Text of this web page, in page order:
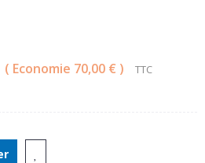
Economie 70,00 € TTC